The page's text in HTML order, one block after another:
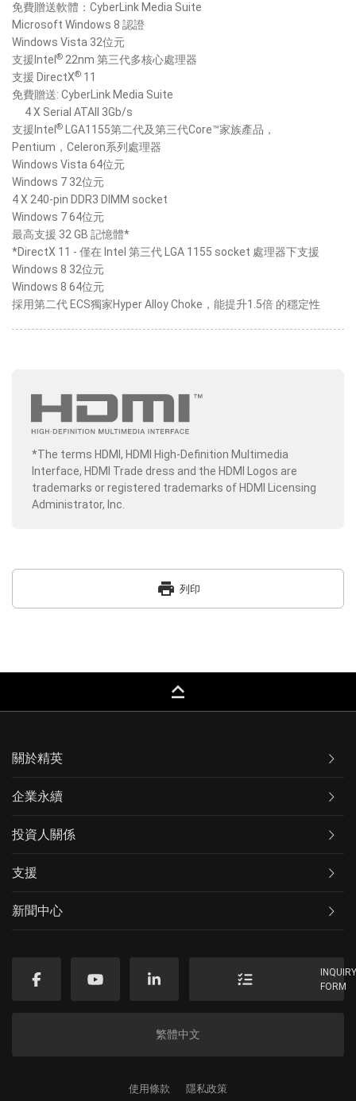
免費贈送軟體：CyberLink Media Suite
Microsoft Windows 8 認證
Windows Vista 32位元
支援Intel ® 22nm 第三代多核心處理器
支援 DirectX® 11
免費贈送: CyberLink Media Suite
4 X Serial ATAII 3Gb/s
支援Intel ®
LGA1155第二代及第三代Core™家族產品，
Pentium，Celeron系列處理器
Windows Vista 64位元
Windows 7 32位元
4 X 240-pin DDR3 DIMM socket
Windows 7 64位元
最高支援 32 GB 記憶體*
*DirectX 11 - 僅在 Intel 第三代 LGA 1155 socket 處理器下支援
Windows 8 32位元
Windows 8 64位元
採用第二代 ECS獨家Hyper Alloy Choke，能提升1.5倍 的穩定性
*The terms HDMI, HDMI High-Definition Multimedia
Interface, HDMI Trade dress and the HDMI Logos are
trademarks or registered trademarks of HDMI Licensing
Administrator, Inc.
print 列印
keyboard_capslock
關於精英
企業永續
投資人關係
支援
新聞中心
FORM
繁體中文
使用條款 隱私政策